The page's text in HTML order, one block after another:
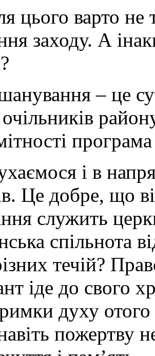
цього варто
заходу. А
– це
і в
Це добре, що
служить
спільнота
течій?
іде до свого
духу
пожертву